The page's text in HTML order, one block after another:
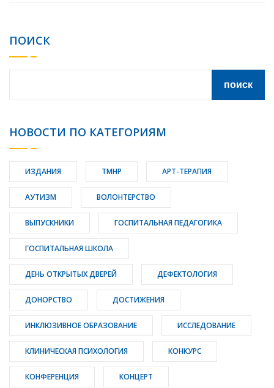
ПОИСК
НОВОСТИ ПО КАТЕГОРИЯМ
ИЗДАНИЯ ТМНР АРТ-ТЕРАПИЯ
АУТИЗМ ВОЛОНТЕРСТВО
ВЫПУСКНИКИ ГОСПИТАЛЬНАЯ ПЕДАГОГИКА
ГОСПИТАЛЬНАЯ ШКОЛА
ДЕНЬ ОТКРЫТЫХ ДВЕРЕЙ ДЕФЕКТОЛОГИЯ
ДОНОРСТВО ДОСТИЖЕНИЯ
ИНКЛЮЗИВНОЕ ОБРАЗОВАНИЕ ИССЛЕДОВАНИЕ
КЛИНИЧЕСКАЯ ПСИХОЛОГИЯ КОНКУРС
КОНФЕРЕНЦИЯ КОНЦЕРТ